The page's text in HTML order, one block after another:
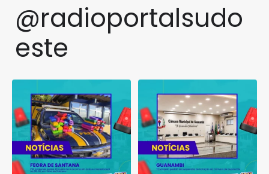
@radioportalsudo
este
de maconha em ônibus
1 0
suspensão de licitação da
1 0